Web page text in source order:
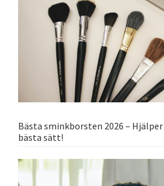
Bästa sminkborsten 2026 –
bästa sätt!